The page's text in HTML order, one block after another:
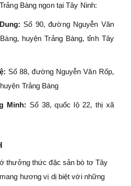
Bàng ngon tại Tây Ninh:
Số 90, đường Nguyễn Văn
huyện Trảng Bàng, tỉnh Tây
Số 88, đường Nguyễn Văn Rốp,
Trảng Bàng
Minh: Số 38, quốc lộ 22, thị xã
thưởng thức đặc sản bò tơ Tây
hương vị dị biệt với những